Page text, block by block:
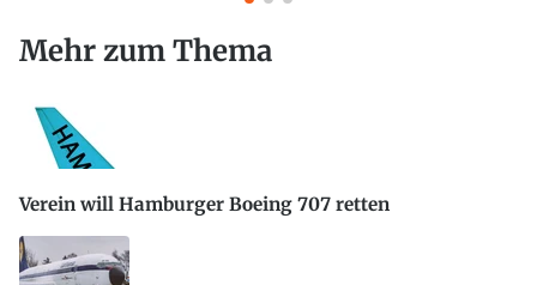
Mehr zum Thema
Verein will Hamburger Boeing 707 retten